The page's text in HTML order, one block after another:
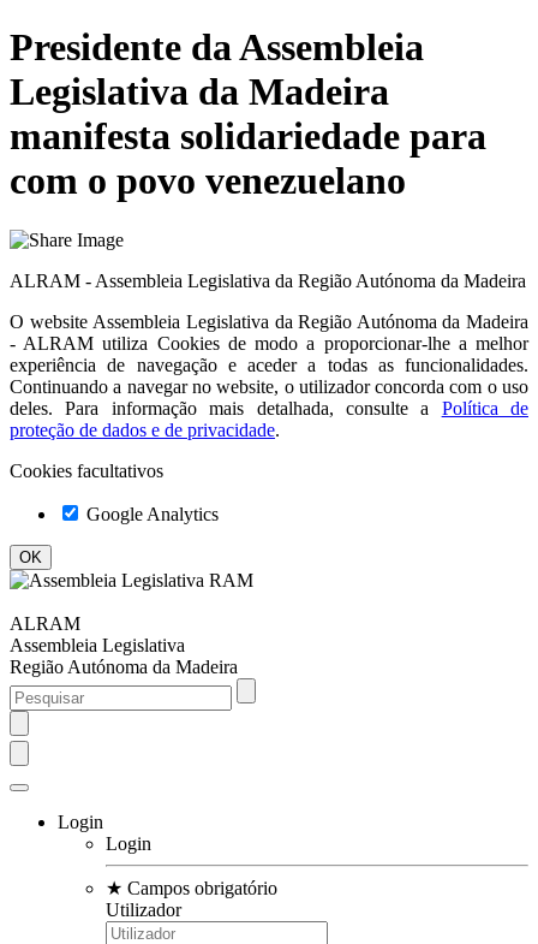
Presidente da Assembleia
Legislativa da Madeira
manifesta solidariedade para
com o povo venezuelano
ALRAM - Assembleia Legislativa da Região Autónoma da Madeira
O website Assembleia Legislativa da Região Autónoma da Madeira
- ALRAM utiliza Cookies de modo a proporcionar-lhe a melhor
experiência de navegação e aceder a todas as funcionalidades.
Continuando a navegar no website, o utilizador concorda com o uso
deles. Para informação mais detalhada, consulte a
Política de
proteção de dados e de privacidade.
Cookies facultativos
Google Analytics
ALRAM
Assembleia Legislativa
Região Autónoma da Madeira
Login
Login
★ Campos obrigatório
Utilizador